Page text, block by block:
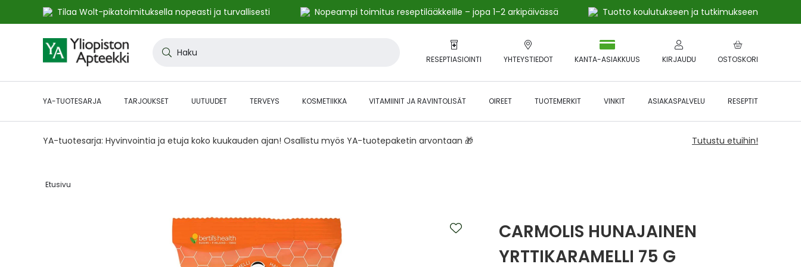
Tilaa Wolt-pikatoimituksella nopeasti ja turvallisesti Nopeampi toimitus reseptilääkkeille – jopa 1–2 arkipäivässä
Tuotto koulutukseen ja tutkimukseen
to
Content
RESEPTIASIOINTI YHTEYSTIEDOT OSTOSKORI
KANTA-ASIAKKUUS KIRJAUDU
YA-TUOTESARJA TARJOUKSET UUTUUDET TERVEYS KOSMETIIKKA VITAMIINIT JA RAVINTOLISÄT OIREET TUOTEMERKIT VINKIT ASIAKASPALVELU RESEPTIT
YA-tuotesarja: Hyvinvointia ja etuja koko kuukauden ajan! Osallistu myös YA-tuotepaketin arvontaan 🎁 Tutustu etuihin!
Etusivu‎
CARMOLIS HUNAJAINEN
YRTTIKARAMELLI 75 G